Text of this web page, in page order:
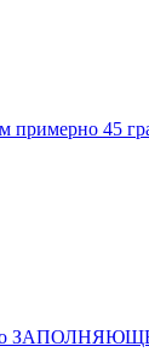
примерно 45
го